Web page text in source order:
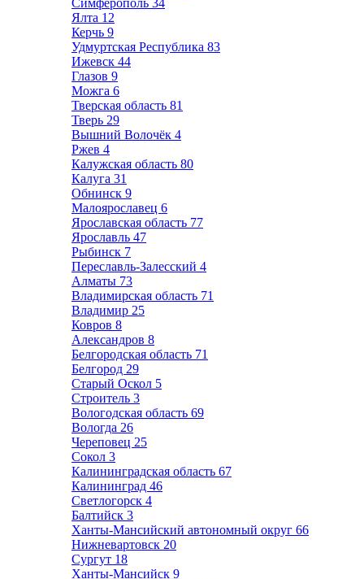
Симферополь 34
Ялта 12
Керчь 9
Удмуртская Республика 83
Ижевск 44
Глазов 9
Можга 6
Тверская область 81
Тверь 29
Вышний Волочёк 4
Ржев 4
Калужская область 80
Калуга 31
Обнинск 9
Малоярославец 6
Ярославская область 77
Ярославль 47
Рыбинск 7
Переславль-Залесский 4
Алматы 73
Владимирская область 71
Владимир 25
Ковров 8
Александров 8
Белгородская область 71
Белгород 29
Старый Оскол 5
Строитель 3
Вологодская область 69
Вологда 26
Череповец 25
Сокол 3
Калининградская область 67
Калининград 46
Светлогорск 4
Балтийск 3
Ханты-Мансийский автономный округ 66
Нижневартовск 20
Сургут 18
Ханты-Мансийск 9